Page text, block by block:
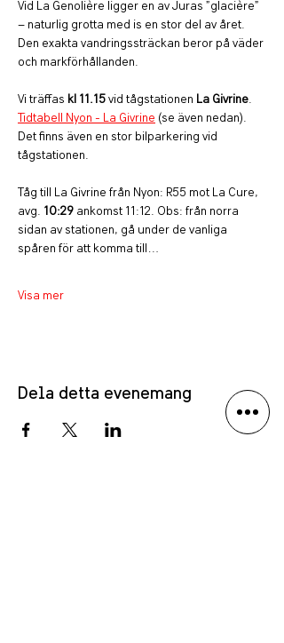
Vid La Genolière ligger en av Juras ”glacière”
– naturlig grotta med is en stor del av året.
Den exakta vandringssträckan beror på väder
och markförhållanden.
Vi träffas kl 11.15 vid tågstationen La Givrine.
Tidtabell Nyon - La Givrine (se även nedan).
Det finns även en stor bilparkering vid
tågstationen.
Tåg till La Givrine från Nyon: R55 mot La Cure,
avg. 10:29 ankomst 11:12. Obs: från norra
sidan av stationen, gå under de vanliga
spåren för att komma till…
Visa mer
Dela detta evenemang